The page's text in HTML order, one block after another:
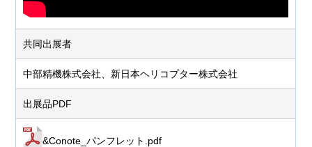
共同出展者
中部精機株式会社、新日本ヘリコプター株式会社
出展品PDF
&Conote_パンフレット.pdf